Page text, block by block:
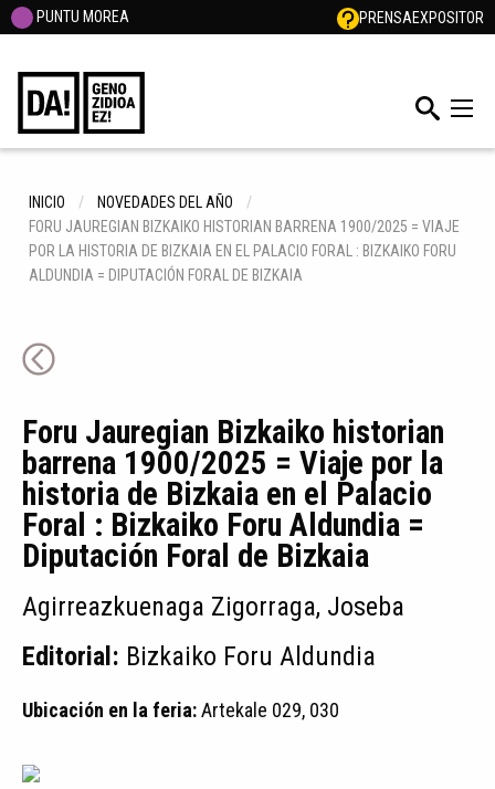
PUNTU MOREA PRENSAEXPOSITOR
INICIO
NOVEDADES DEL AÑO
FORU JAUREGIAN BIZKAIKO HISTORIAN BARRENA 1900/2025 = VIAJE
POR LA HISTORIA DE BIZKAIA EN EL PALACIO FORAL : BIZKAIKO FORU
ALDUNDIA = DIPUTACIÓN FORAL DE BIZKAIA
Foru Jauregian Bizkaiko historian
barrena 1900/2025 = Viaje por la
historia de Bizkaia en el Palacio
Foral : Bizkaiko Foru Aldundia =
Diputación Foral de Bizkaia
Agirreazkuenaga Zigorraga, Joseba
Editorial: Bizkaiko Foru Aldundia
Ubicación en la feria:Artekale 029, 030